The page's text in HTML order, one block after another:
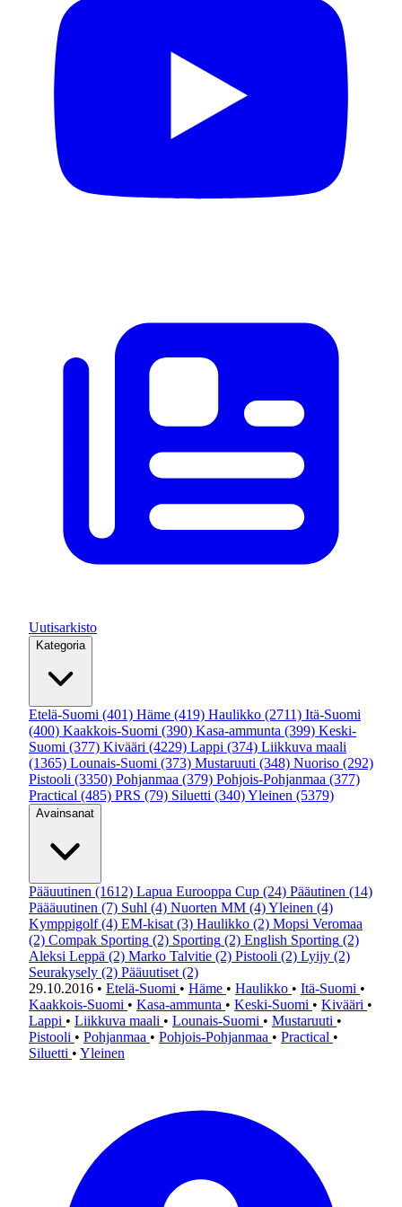
Uutisarkisto
Kategoria
Etelä-Suomi (401) Häme (419) Haulikko (2711) Itä-Suomi
(400) Kaakkois-Suomi (390) Kasa-ammunta (399) Keski-
Suomi (377) Kivääri (4229) Lappi (374) Liikkuva maali
(1365) Lounais-Suomi (373) Mustaruuti (348) Nuoriso (292)
Pistooli (3350) Pohjanmaa (379) Pohjois-Pohjanmaa (377)
Practical (485) PRS (79) Siluetti (340)Yleinen (5379)
Avainsanat
Pääuutinen (1612) Lapua Eurooppa Cup (24) Pääutinen (14)
Päääuutinen (7) Suhl (4) Nuorten MM (4)Yleinen (4)
Kymppigolf (4) EM-kisat (3) Haulikko (2) Mopsi Veromaa
(2) Compak Sporting (2) Sporting (2) English Sporting (2)
Aleksi Leppä (2) Marko Talvitie (2) Pistooli (2) Lyijy (2)
Seurakysely (2) Pääuutiset (2)
29.10.2016 • Etelä-Suomi • Häme • Haulikko • Itä-Suomi •
Kaakkois-Suomi • Kasa-ammunta • Keski-Suomi • Kivääri •
Lappi • Liikkuva maali • Lounais-Suomi • Mustaruuti •
Pistooli • Pohjanmaa • Pohjois-Pohjanmaa • Practical •
Siluetti • Yleinen